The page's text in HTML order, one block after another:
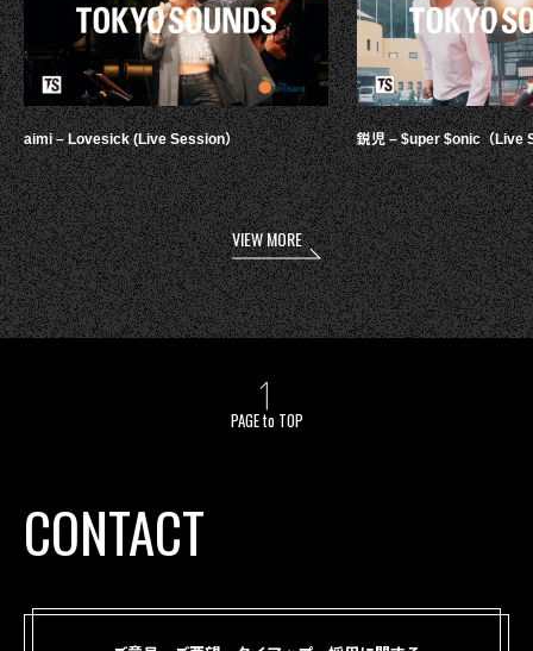
aimi – Lovesick (Live Session） 鋭児 – $uper $onic（Live
VIEW MORE
PAGE to TOP
CONTACT